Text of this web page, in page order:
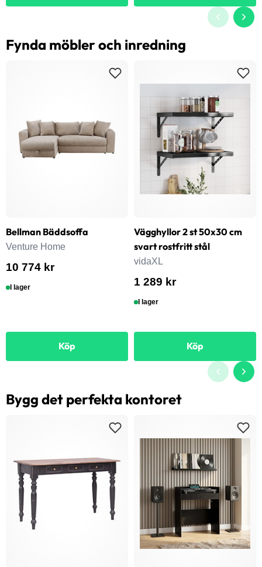
Fynda möbler och inredning
Bellman Bäddsoffa
Venture Home
10 774 kr
I lager
Köp
Vägghyllor 2 st 50x30 cm
svart rostfritt stål
vidaXL
1 289 kr
I lager
Köp
Bygg det perfekta kontoret